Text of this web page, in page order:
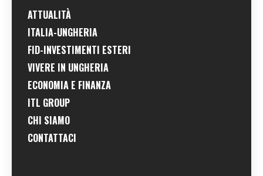
ATTUALITÀ
ITALIA-UNGHERIA
FID-INVESTIMENTI ESTERI
VIVERE IN UNGHERIA
ECONOMIA E FINANZA
ITL GROUP
CHI SIAMO
CONTATTACI